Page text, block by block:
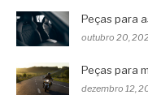
Peças para
outubro 20,
Peças para
dezembro 12,